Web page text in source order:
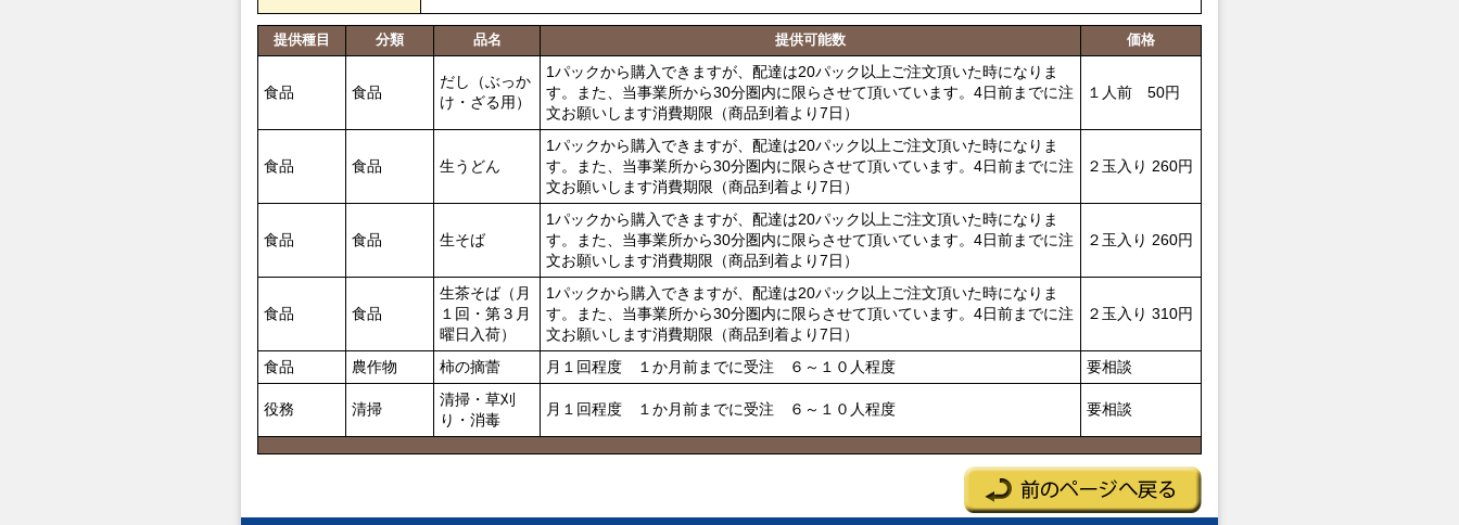
提供種目 分類 品名 提供可能数 価格
食品 食品
だし（ぶっか
け・ざる用）
1パックから購入できますが、配達は20パック以上ご注文頂いた時になりま
す。また、当事業所から30分圏内に限らさせて頂いています。4日前までに注
文お願いします消費期限（商品到着より7日）
１人前 50円
食品 食品 生うどん
1パックから購入できますが、配達は20パック以上ご注文頂いた時になりま
す。また、当事業所から30分圏内に限らさせて頂いています。4日前までに注
文お願いします消費期限（商品到着より7日）
２玉入り 260円
食品 食品 生そば
1パックから購入できますが、配達は20パック以上ご注文頂いた時になりま
す。また、当事業所から30分圏内に限らさせて頂いています。4日前までに注
文お願いします消費期限（商品到着より7日）
２玉入り 260円
食品 食品
生茶そば（月
１回・第３月
曜日入荷）
1パックから購入できますが、配達は20パック以上ご注文頂いた時になりま
す。また、当事業所から30分圏内に限らさせて頂いています。4日前までに注
文お願いします消費期限（商品到着より7日）
２玉入り 310円
食品 農作物 柿の摘蕾 月１回程度 １か月前までに受注 ６～１０人程度 要相談
役務 清掃
清掃・草刈
り・消毒
月１回程度 １か月前までに受注 ６～１０人程度 要相談